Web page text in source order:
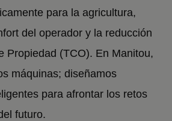
para la agricultura,
del operador y la reducción
Propiedad (TCO). En Manitou,
máquinas; diseñamos
para afrontar los retos
futuro.